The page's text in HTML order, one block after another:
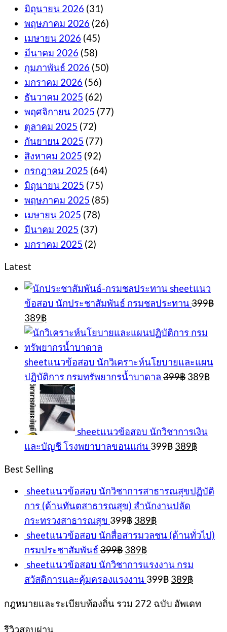
มิถุนายน 2026 (31)
พฤษภาคม 2026 (26)
เมษายน 2026 (45)
มีนาคม 2026 (58)
กุมภาพันธ์ 2026 (50)
มกราคม 2026 (56)
ธันวาคม 2025 (62)
พฤศจิกายน 2025 (77)
ตุลาคม 2025 (72)
กันยายน 2025 (77)
สิงหาคม 2025 (92)
กรกฎาคม 2025 (64)
มิถุนายน 2025 (75)
พฤษภาคม 2025 (85)
เมษายน 2025 (78)
มีนาคม 2025 (37)
มกราคม 2025 (2)
Latest
sheetแนว
ข้อสอบ นักประชาสัมพันธ์ กรมชลประทาน 399฿
Original
price
was:
399฿.
389฿Current
price
is:
389฿.
sheetแนวข้อสอบ นักวิเคราะห์นโยบายและแผน
ปฏิบัติการ กรมทรัพยากรน้ำบาดาล 399฿ Original
389฿
sheetแนวข้อสอบ นักวิชาการเงิน
และบัญชี โรงพยาบาลขอนแก่น 399฿ Original
389฿
Best Selling
sheetแนวข้อสอบ นักวิชาการสาธารณสุขปฏิบัติ
การ (ด้านทันตสาธารณสุข) สำนักงานปลัด
กระทรวงสาธารณสุข 399฿ Original
was:
399฿.
389฿Current
price
is:
sheetแนวข้อสอบ นักสื่อสารมวลชน (ด้านทั่วไป)
กรมประชาสัมพันธ์ 399฿ Original
was:
399฿.
389฿Current
is:
389฿.
sheetแนวข้อสอบ นักวิชาการแรงงาน กรม
สวัสดิการและคุ้มครองแรงงาน 399฿ Original
was:
389฿Current
is:
กฎหมายและระเบียบท้องถิ่น รวม 272 ฉบับ อัพเดท
รีวิวสอบผ่าน